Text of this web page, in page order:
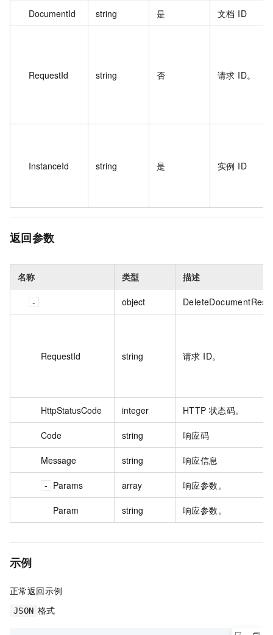
DocumentId string 是 文档 ID
RequestId string 否 请求 ID。
InstanceId string 是 实例 ID
返回参数
名称 类型 描述
object
RequestId string 请求 ID。
HttpStatusCode integer HTTP 状态码。
Code string 响应码
Message string 响应信息
Params array 响应参数。
Param string 响应参数。
示例
正常返回示例
JSON 格式